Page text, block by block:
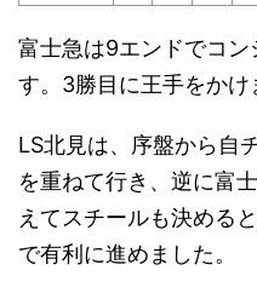
富士急は9エンドでコ
す。3勝目に王手をかけ
LS北見は、序盤から自
を重ねて行き、逆に富
えてスチールも決める
で有利に進めました。